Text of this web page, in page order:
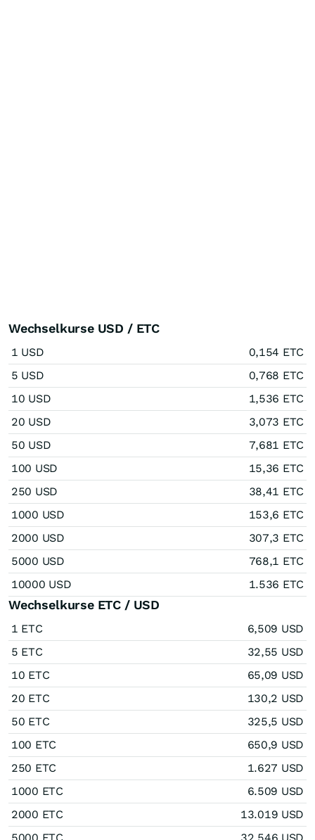
Wechselkurse USD / ETC
1 USD
0,154 ETC
5 USD
0,768 ETC
10 USD
1,536 ETC
20 USD
3,073 ETC
50 USD
7,681 ETC
100 USD
15,36 ETC
250 USD
38,41 ETC
1000 USD
153,6 ETC
2000 USD
307,3 ETC
5000 USD
768,1 ETC
10000 USD
1.536 ETC
Wechselkurse ETC / USD
1 ETC
6,509 USD
5 ETC
32,55 USD
10 ETC
65,09 USD
20 ETC
130,2 USD
50 ETC
325,5 USD
100 ETC
650,9 USD
250 ETC
1.627 USD
1000 ETC
6.509 USD
2000 ETC
13.019 USD